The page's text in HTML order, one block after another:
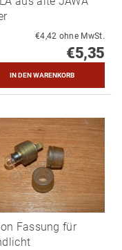
€4,42 ohne MwSt.
€5,35
Fassung für